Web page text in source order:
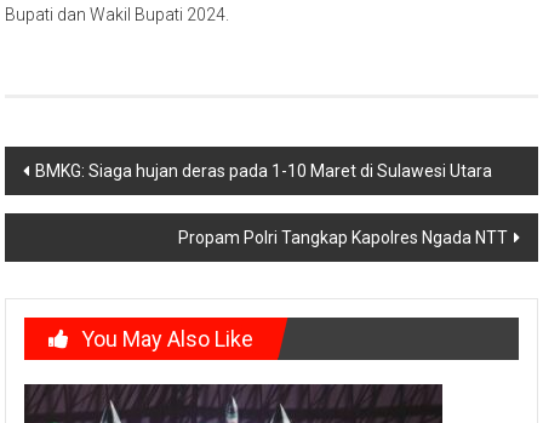
Bupati dan Wakil Bupati 2024.
Post
navigation
BMKG: Siaga hujan deras pada 1-10 Maret di Sulawesi Utara
Propam Polri Tangkap Kapolres Ngada NTT
You May Also Like